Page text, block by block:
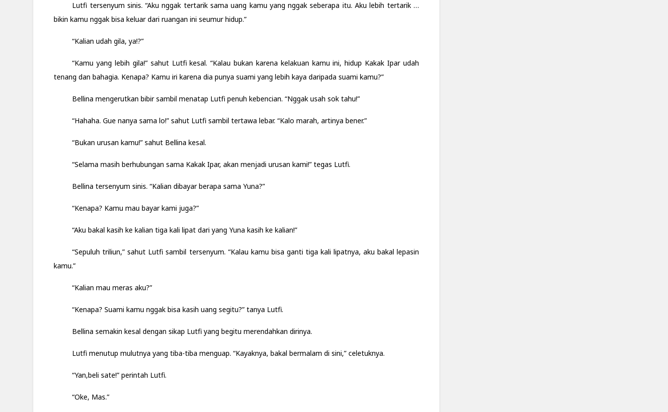
Lutfi tersenyum sinis. “Aku nggak tertarik sama uang kamu yang nggak seberapa itu. Aku lebih tertarik …
bikin kamu nggak bisa keluar dari ruangan ini seumur hidup.”
“Kalian udah gila, ya!?”
“Kamu yang lebih gila!” sahut Lutfi kesal. “Kalau bukan karena kelakuan kamu ini, hidup Kakak Ipar udah
tenang dan bahagia. Kenapa? Kamu iri karena dia punya suami yang lebih kaya daripada suami kamu?”
Bellina mengerutkan bibir sambil menatap Lutfi penuh kebencian. “Nggak usah sok tahu!”
“Hahaha. Gue nanya sama lo!” sahut Lutfi sambil tertawa lebar. “Kalo marah, artinya bener.”
“Bukan urusan kamu!” sahut Bellina kesal.
“Selama masih berhubungan sama Kakak Ipar, akan menjadi urusan kami!” tegas Lutfi.
Bellina tersenyum sinis. “Kalian dibayar berapa sama Yuna?”
“Kenapa? Kamu mau bayar kami juga?”
“Aku bakal kasih ke kalian tiga kali lipat dari yang Yuna kasih ke kalian!”
“Sepuluh triliun,” sahut Lutfi sambil tersenyum. “Kalau kamu bisa ganti tiga kali lipatnya, aku bakal lepasin
kamu.”
“Kalian mau meras aku?”
“Kenapa? Suami kamu nggak bisa kasih uang segitu?” tanya Lutfi.
Bellina semakin kesal dengan sikap Lutfi yang begitu merendahkan dirinya.
Lutfi menutup mulutnya yang tiba-tiba menguap. “Kayaknya, bakal bermalam di sini,” celetuknya.
“Yan,beli sate!” perintah Lutfi.
“Oke, Mas.”